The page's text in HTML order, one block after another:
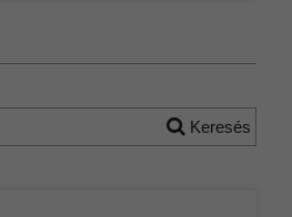
Keresés